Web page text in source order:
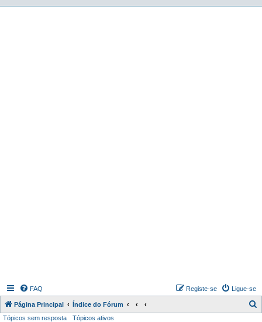
FAQ Ligue-se
Registe-se
Página Principal Índice do Fórum
Tópicos sem resposta Tópicos ativos